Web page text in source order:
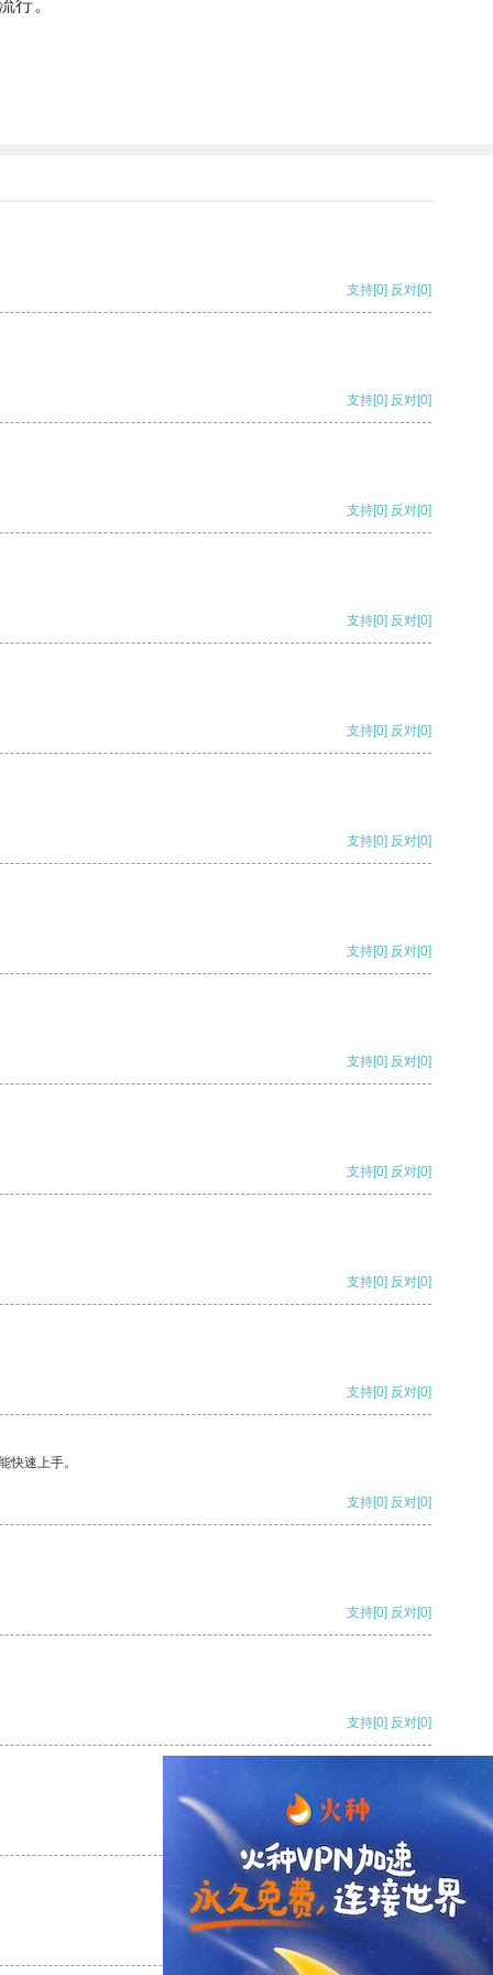
行。
支持[0] 反对[0]
支持[0] 反对[0]
支持[0] 反对[0]
支持[0] 反对[0]
支持[0] 反对[0]
支持[0] 反对[0]
支持[0] 反对[0]
支持[0] 反对[0]
支持[0] 反对[0]
支持[0] 反对[0]
支持[0] 反对[0]
快速上手。
支持[0] 反对[0]
支持[0] 反对[0]
支持[0] 反对[0]
反对